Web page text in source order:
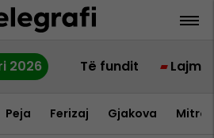
2026 Të fundit Lajme
Peja Ferizaj Gjakova